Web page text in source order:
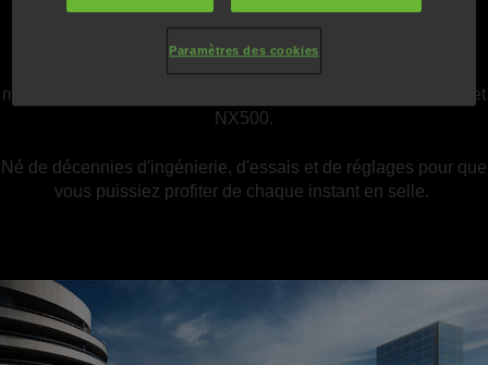
L’E-Clutch fait également son entrée dans la gamme des
modèles 500 cm3 compatible A2 : CB500 Hornet, CBR500R et
NX500.
Né de décennies d'ingénierie, d'essais et de réglages pour que
vous puissiez profiter de chaque instant en selle.
Paramètres des cookies